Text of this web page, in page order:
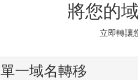
將您的
立即轉讓
單一域名轉移